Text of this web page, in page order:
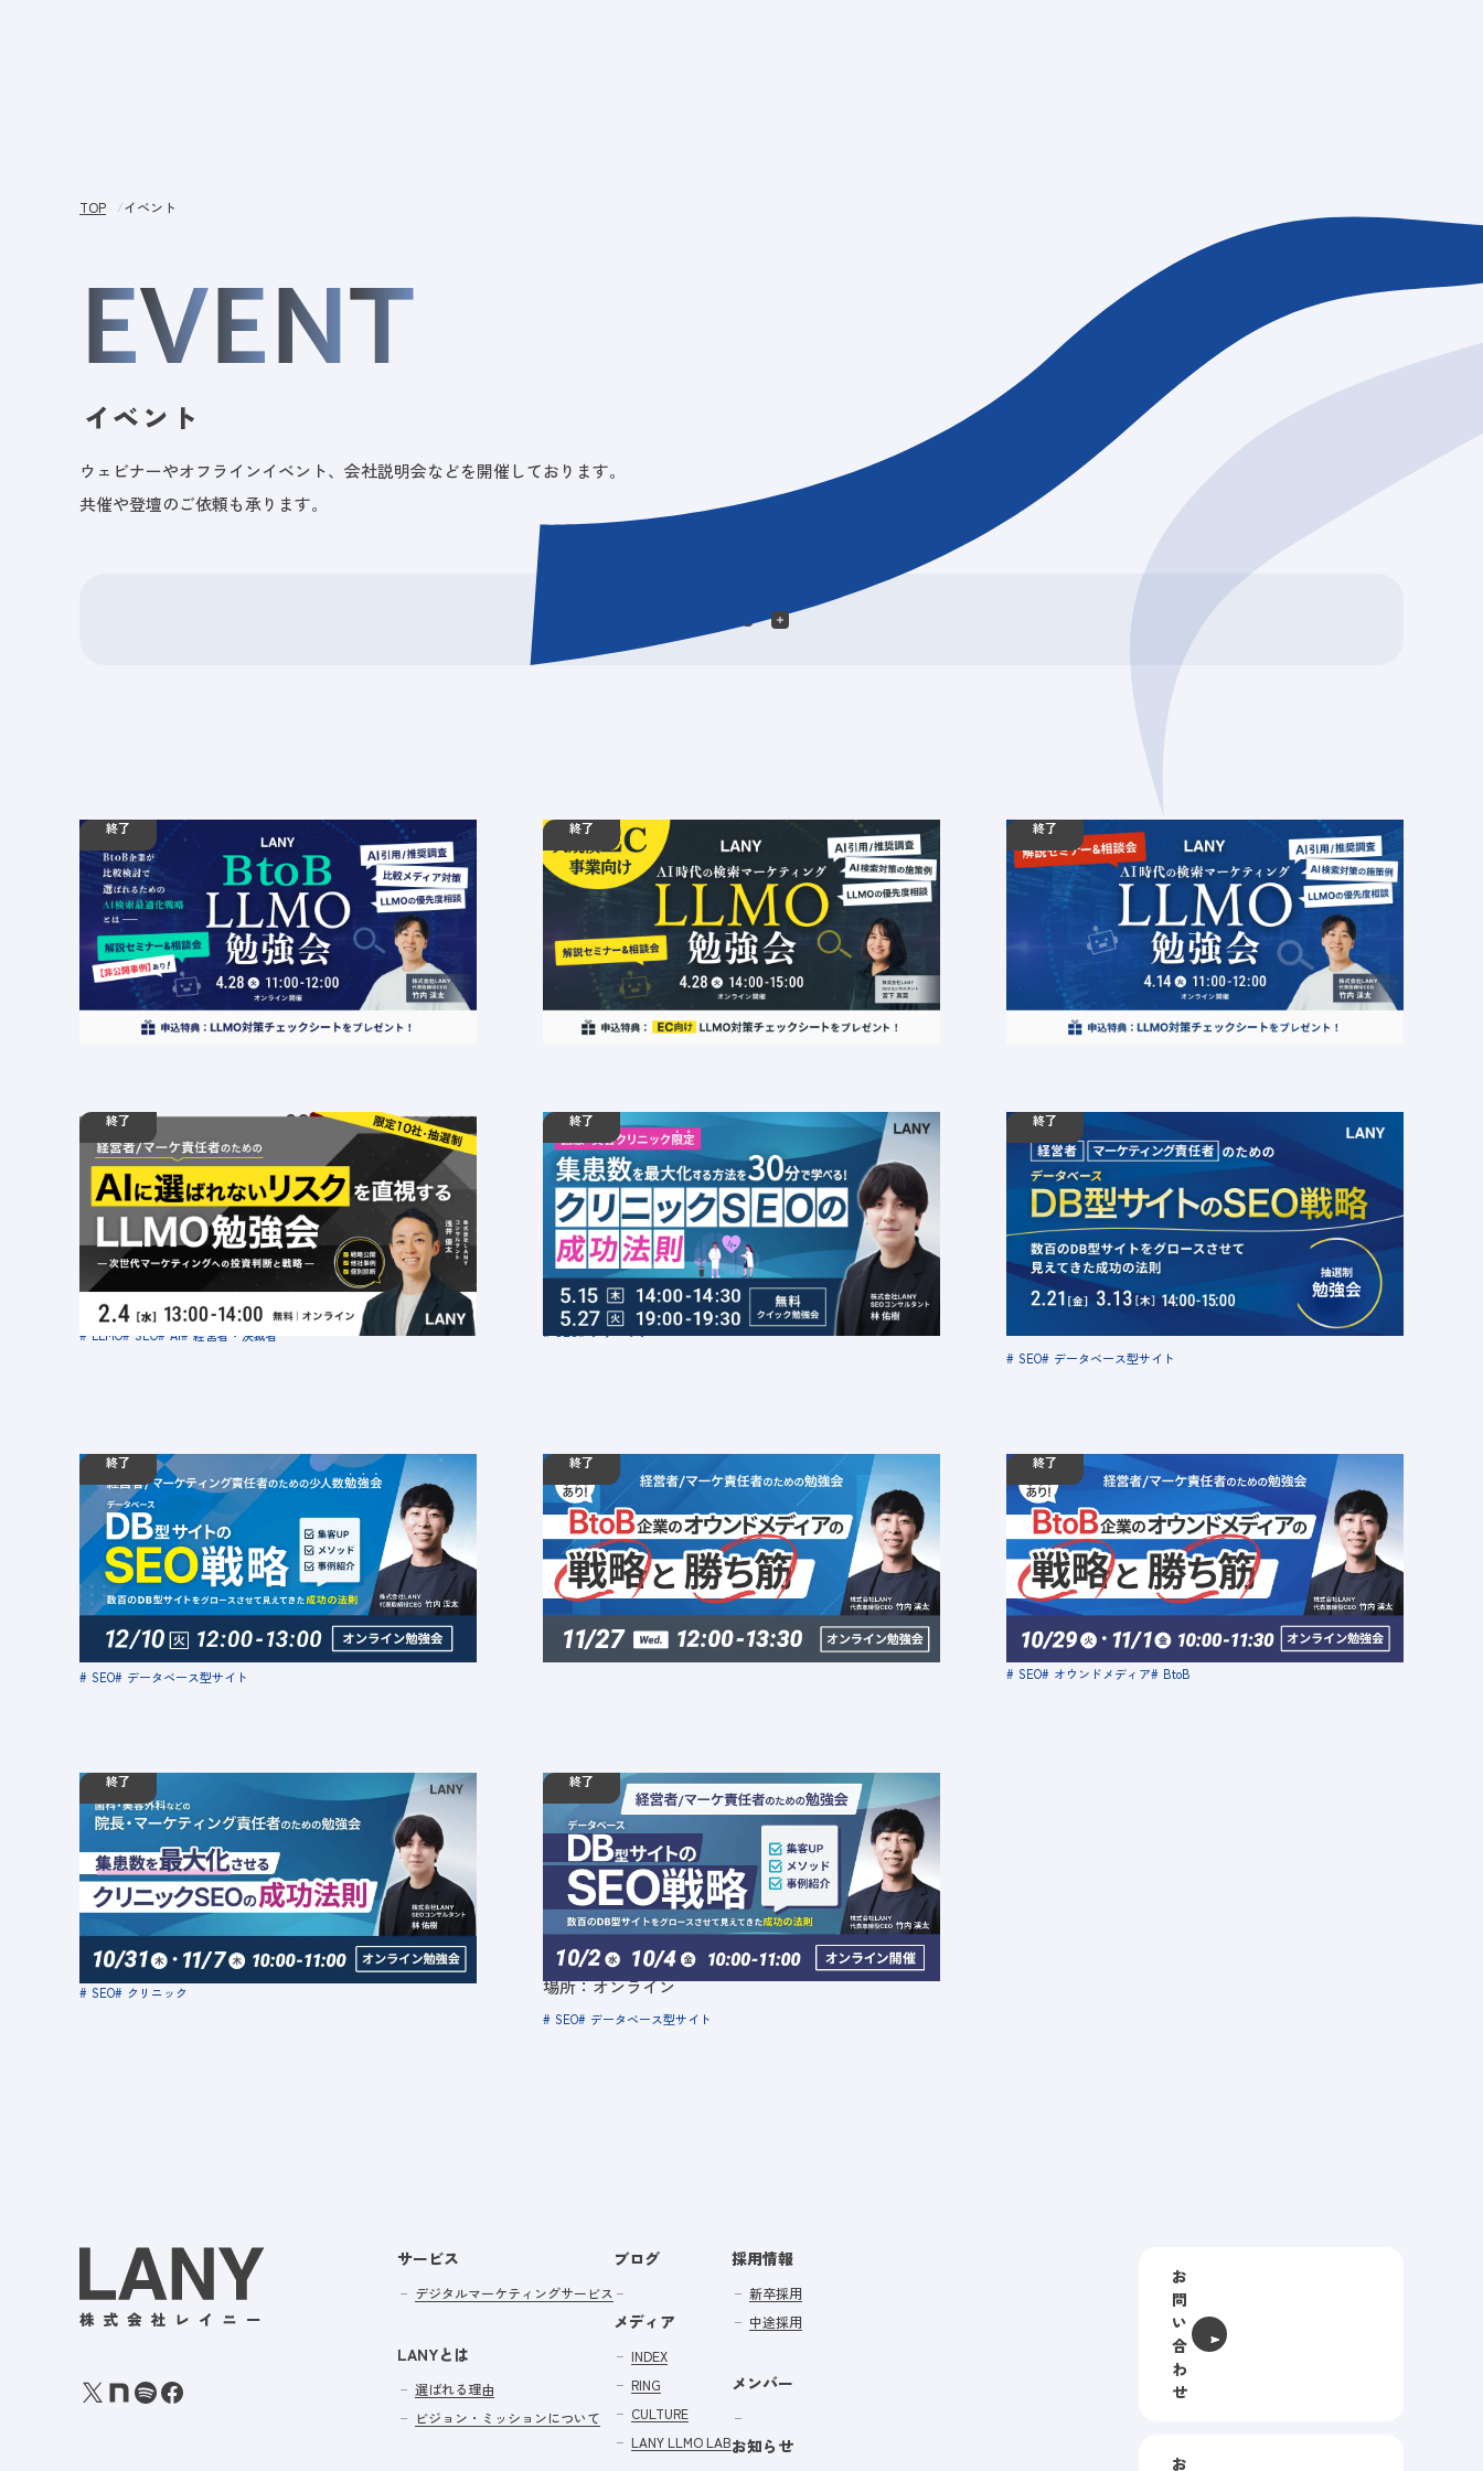
TOP イベント
EVENT
イベント
ウェビナーやオフラインイベント、会社説明会などを開催しております。
共催や登壇のご依頼も承ります。
絞り込む
終了
勉強会 04.28 11:00 - 12:00
【無料・少人数制】BtoB向け LLMO勉強会 ━ 比
較検討で選ばれるためのAI検索最適化戦略とは ━
定員数：10名
金額：無料
場所：オンライン
LLMO BtoB BtoBマーケティング SEO 経営者・決裁者 AI
終了
勉強会 14:00 - 15:00
【無料・少人数制】大規模EC事業者向け LLMO勉
強会 ━ AI時代の検索マーケティング ━
金額：無料
場所：オンライン
LLMO AI 経営者・決裁者 SEO EC
終了
勉強会 04.14 11:00 - 12:00
【無料・少人数制】LLMO勉強会 ━ AI時代の検索
マーケティング ━
定員数：10名
金額：無料
場所：オンライン
LLMO SEO AI 経営者・決裁者
終了
勉強会 02.04 水 13:00 - 14:00
【無料・限定10社】「AIに選ばれないリスク」を
直視する：LLMO勉強会｜次世代マーケティング
への投資判断と戦略
定員数：10名
金額：無料
場所：オンライン
LLMO SEO AI 経営者・決裁者
終了
勉強会 05.15 14:00 - 14:30
19:00 - 19:30
【無料勉強会】集患数を最大化させる、クリニッ
クSEOの成功法則
定員数：500名
金額：無料
場所：オンライン
SEO クリニック
終了
勉強会
03.13
【無料勉強会】データベース型サイトのSEO戦
略〜数百のデータベース型サイトをグロースさせ
て見えてきた成功の法則〜
定員数：10名
金額：無料
SEO データベース型サイト
終了
勉強会 12.10 火 12:00 - 13:00
【無料勉強会】データベース型サイトのSEO戦
略〜数百のデータベース型サイトをグロースさせ
て見えてきた成功の法則〜
定員数：10名
金額：無料
場所：オンライン
SEO データベース型サイト
終了
勉強会 12:00 - 13:30
【無料勉強会】＜事例あり＞BtoB企業のオウンド
メディアの戦略と勝ち筋
定員数：10名
金額：無料
場所：オンライン
BtoB オウンドメディア
終了
勉強会 10:00 - 11:30
11.01 金 10:00 - 11:30
【無料勉強会】＜事例あり＞BtoB企業のオウンド
メディアの戦略と勝ち筋
定員数：10名
金額：無料
場所：オンライン
SEO オウンドメディア BtoB
終了
勉強会 10:00 - 11:00
11.07 木 10:00 - 11:00
【無料勉強会】集患数を最大化させる、クリニッ
クSEOの成功法則
定員数：10名
金額：無料
場所：オンライン
SEO クリニック
終了
勉強会 10.02 水 10:00 - 11:00
10.04 金 10:00 - 11:00
【無料勉強会】データベース型サイトのSEO戦
略〜数百のデータベース型サイトをグロースさせ
て見えてきた成功の法則〜
定員数：10名
金額：無料
場所：オンライン
SEO データベース型サイト
サービス
デジタルマーケティングサービス
LANYとは
選ばれる理由
ビジョン・ミッションについて
ブログ
メディア
INDEX
RING
CULTURE
LANY LLMO LAB
採用情報
新卒採用
中途採用
メンバー
お知らせ
お
問
い
合
わ
せ
お